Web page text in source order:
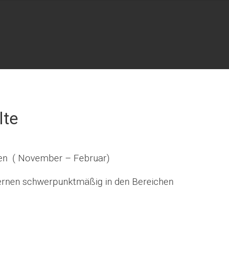
( November – Februar)
schwerpunktmäßig in den Bereichen